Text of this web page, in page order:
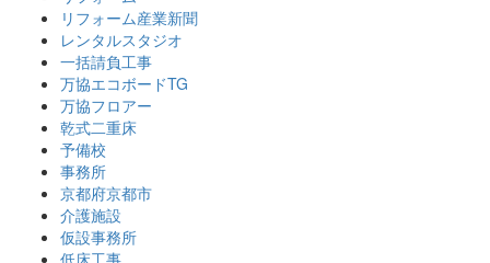
リフォーム産業新聞
レンタルスタジオ
一括請負工事
万協エコボードTG
万協フロアー
乾式二重床
予備校
事務所
京都府京都市
介護施設
仮設事務所
低床工事